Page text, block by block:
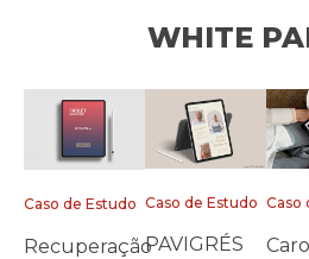
WHITE
Caso de Estudo
Recuperação
Caso de Estudo
PAVIGRÉS
Caso